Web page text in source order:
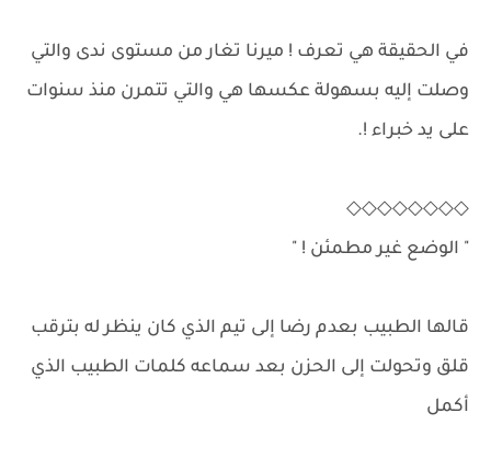
في الحقيقة هي تعرف ! ميرنا تغار من مستوى ندى والتي
وصلت إليه بسهولة عكسها هي والتي تتمرن منذ سنوات
على يد خبراء !.
◇◇◇◇◇◇◇◇
" الوضع غير مطمئن ! "
قالها الطبيب بعدم رضا إلى تيم الذي كان ينظر له بترقب
قلق وتحولت إلى الحزن بعد سماعه كلمات الطبيب الذي
أكمل